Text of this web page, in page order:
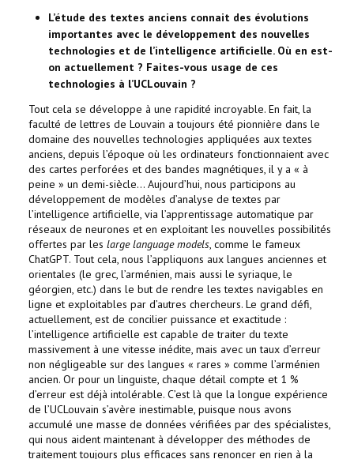
L’étude des textes anciens connait des évolutions
importantes avec le développement des nouvelles
technologies et de l’intelligence artificielle. Où en est-
on actuellement ? Faites-vous usage de ces
technologies à l’UCLouvain ?
Tout cela se développe à une rapidité incroyable. En fait, la
faculté de lettres de Louvain a toujours été pionnière dans le
domaine des nouvelles technologies appliquées aux textes
anciens, depuis l’époque où les ordinateurs fonctionnaient avec
des cartes perforées et des bandes magnétiques, il y a « à
peine » un demi-siècle... Aujourd’hui, nous participons au
développement de modèles d’analyse de textes par
l’intelligence artificielle, via l’apprentissage automatique par
réseaux de neurones et en exploitant les nouvelles possibilités
offertes par les large language models, comme le fameux
ChatGPT. Tout cela, nous l’appliquons aux langues anciennes et
orientales (le grec, l’arménien, mais aussi le syriaque, le
géorgien, etc.) dans le but de rendre les textes navigables en
ligne et exploitables par d’autres chercheurs. Le grand défi,
actuellement, est de concilier puissance et exactitude :
l’intelligence artificielle est capable de traiter du texte
massivement à une vitesse inédite, mais avec un taux d’erreur
non négligeable sur des langues « rares » comme l’arménien
ancien. Or pour un linguiste, chaque détail compte et 1 %
d’erreur est déjà intolérable. C’est là que la longue expérience
de l’UCLouvain s’avère inestimable, puisque nous avons
accumulé une masse de données vérifiées par des spécialistes,
qui nous aident maintenant à développer des méthodes de
traitement toujours plus efficaces sans renoncer en rien à la